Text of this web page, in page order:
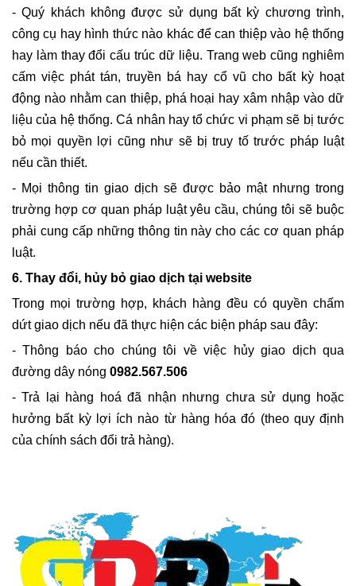
- Quý khách không được sử dụng bất kỳ chương trình,
công cụ hay hình thức nào khác để can thiệp vào hệ thống
hay làm thay đổi cấu trúc dữ liệu. Trang web cũng nghiêm
cấm việc phát tán, truyền bá hay cổ vũ cho bất kỳ hoạt
động nào nhằm can thiệp, phá hoại hay xâm nhập vào dữ
liệu của hệ thống. Cá nhân hay tổ chức vi phạm sẽ bị tước
bỏ mọi quyền lợi cũng như sẽ bị truy tố trước pháp luật
nếu cần thiết.
- Mọi thông tin giao dịch sẽ được bảo mật nhưng trong
trường hợp cơ quan pháp luật yêu cầu, chúng tôi sẽ buộc
phải cung cấp những thông tin này cho các cơ quan pháp
luật.
6. Thay đổi, hủy bỏ giao dịch tại website
Trong mọi trường hợp, khách hàng đều có quyền chấm
dứt giao dịch nếu đã thực hiện các biện pháp sau đây:
- Thông báo cho chúng tôi về việc hủy giao dịch qua
đường dây nóng 0982.567.506
- Trả lại hàng hoá đã nhận nhưng chưa sử dụng hoặc
hưởng bất kỳ lợi ích nào từ hàng hóa đó (theo quy định
của chính sách đổi trả hàng).